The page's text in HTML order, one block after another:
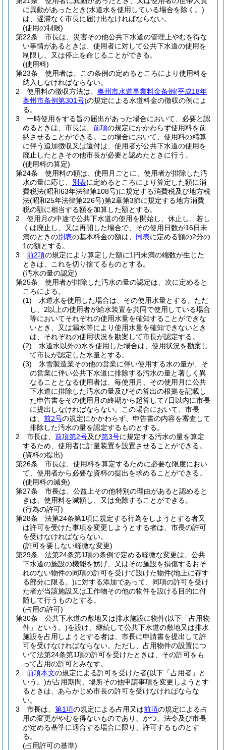
に異動があったとき(水道水を使用している場合を除く。)
は、遅滞なく市長に届け出なければならない。
(使用の制限)
第22条
市長は、災害その他公共下水道の管理上やむを得な
い事情があるときは、使用者に対して公共下水道の使用を
制限し、又は停止を命じることができる。
(使用料)
第23条
使用者は、この条例の定めるところにより使用料を
納入しなければならない。
2
使用料の徴収方法は、 奥州市水道事業料金条例(平成18年
奥州市条例第301号)の規定による水道料金の徴収の例によ
る。
3
一時使用をする旨の届出があった場合において、必要と認
めるときは、市長は、 前項の規定にかかわらず使用料を前
納させることができる。
この場合において、使用料の精算
に伴う追加徴収又は還付は、使用者が公共下水道の使用を
廃止したときその他市長が必要と認めたときに行う。
(使用料の算定)
第24条
使用料の額は、使用月ごとに、使用者が排除した汚
水の量に応じ、 別表に定めるところにより算定した額に消
費税法(昭和63年法律第108号)に規定する消費税及び地方税
法(昭和25年法律第226号)第2章第3節に規定する地方消費
税の額に相当する額を加算した額とする。
2
使用月の中途で公共下水道の使用を開始し、休止し、若し
くは廃止し、又は再開した場合で、その使用日数が16日未
満のときの別表の基本料金の額は、 同表に定める額の2分の
1の額とする。
3
前2項の規定により算定した額に1円未満の端数が生じた
ときは、これを切り捨てるものとする。
(汚水の量の認定)
第25条
使用者が排除した汚水の量の認定は、次に定めると
ころによる。
(1)
水道水を使用した場合は、その使用水量とする。 ただ
し、2以上の使用者が給水装置を共同で使用している場合
等においてそれぞれの使用水量を確知することができな
いとき、又は漏水等により使用水量を確知できないとき
は、それぞれの使用状況を勘案して市長が認定する。
(2)
水道水以外の水を使用した場合は、使用状況を勘案し
て市長が認定した水量とする。
(3)
氷雪製造業その他の営業に伴い使用する水の量が、そ
の営業に伴い公共下水道に排除する汚水の量と著しく異
なることとなる使用者は、毎使用月、その使用月に公共
下水道に排除した汚水の量及びその算出の根拠を記載し
た申告書をその使用月の終期から起算して7日以内に市長
に提出しなければならない。
この場合において、市長
は、 前2号の規定にかかわらず、申告書の内容を審査して
排除した汚水の量を認定するものとする。
2
市長は、 前項第2号及び第3号に規定する汚水の量を算定
するため、使用者に計量装置を設置させることができる。
(資料の提出)
第26条
市長は、使用料を算定するために必要な限度におい
て、使用者から必要な資料の提出を求めることができる。
(使用料の減免)
第27条
市長は、公益上その他特別の理由があると認めると
きは、使用料を減額し、又は免除することができる。
(行為の許可)
第28条
法第24条第1項に規定する行為をしようとする者又
は許可を受けた事項を変更しようとする者は、市長の許可
を受けなければならない。
(許可を要しない軽微な変更)
第29条
法第24条第1項の条例で定める軽微な変更は、公共
下水道の施設の機能を妨げ、又はその施設を損傷するおそ
れのない物件の同項の許可を受けて設けた物件(地上に存す
る部分に限る。)に対する添加であって、同項の許可を受け
た者が当該施設又は工作物その他の物件を設ける目的に付
随して行うものとする。
(占用の許可)
第30条
公共下水道の敷地又は排水施設に物件(以下「占用物
件」という。)を設け、継続して公共下水道の敷地又は排水
施設を占用しようとする者は、市長に申請書を提出して許
可を受けなければならない。 ただし、占用物件の設置につ
いて法第24条第1項の許可を受けたときは、その許可をも
って占用の許可とみなす。
2
前項本文の規定による許可を受けた者(以下「占用者」と
いう。)が占用期間、場所その他申請事項を変更しようとす
るときは、あらかじめ市長の許可を受けなければならな
い。
3
市長は、 第1項の規定による占用又は前項の規定による占
用の変更がやむを得ないものであり、かつ、法令及び市長
が定める基準に適合する場合に限り、許可するものとす
る。
(占用許可の基準)